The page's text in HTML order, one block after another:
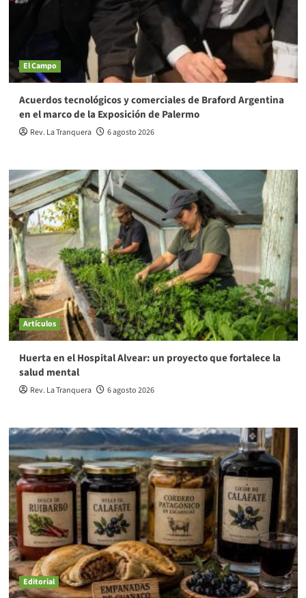
El Campo
Acuerdos tecnológicos y comerciales de Braford Argentina
en el marco de la Exposición de Palermo
Rev. La Tranquera 6 agosto 2026
Artículos
Huerta en el Hospital Alvear: un proyecto que fortalece la
salud mental
Rev. La Tranquera 6 agosto 2026
Editorial